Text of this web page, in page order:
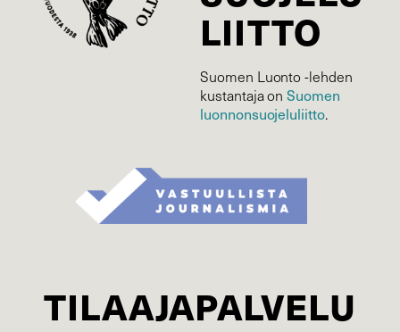
LIITTO
Suomen Luonto -lehden
kustantaja onSuomen
luonnonsuojelu­liitto.
TILAAJAPALVELU